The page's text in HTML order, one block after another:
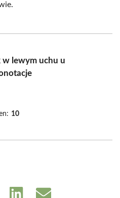
w lewym uchu u
10